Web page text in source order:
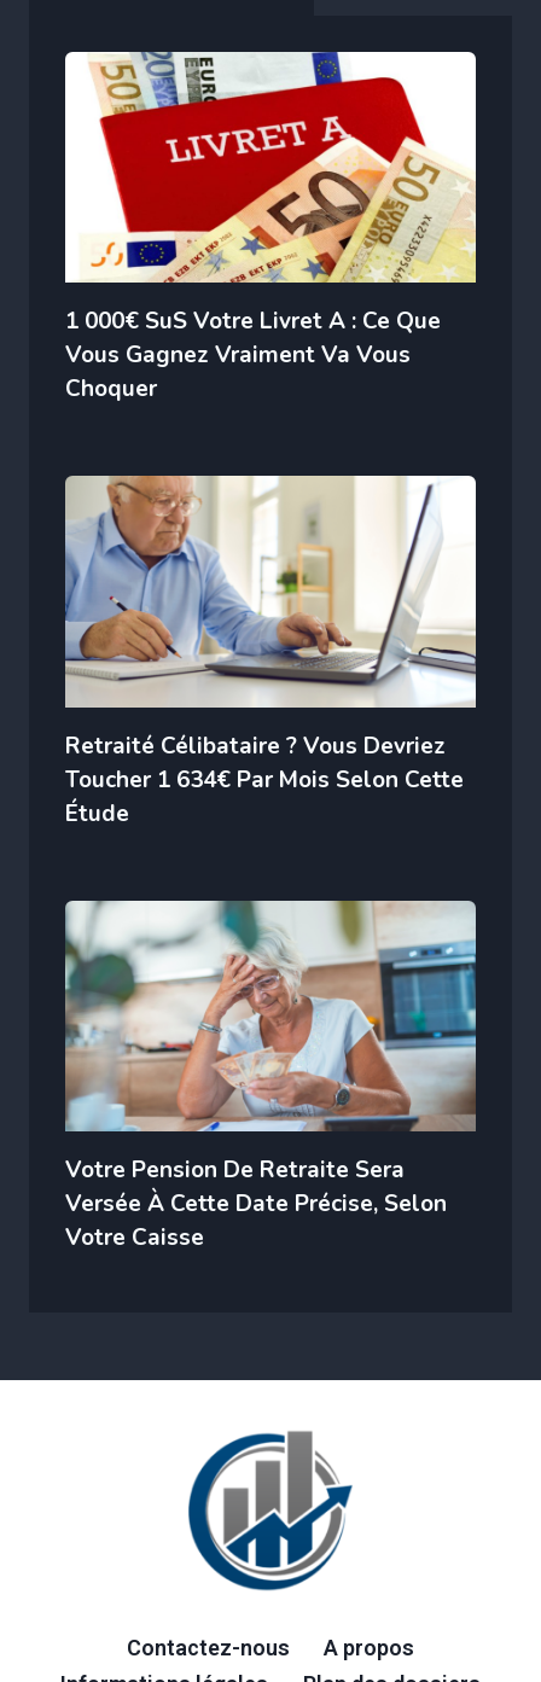
1 000€ SuS Votre Livret A : Ce Que
Vous Gagnez Vraiment Va Vous
Choquer
Retraité Célibataire ? Vous Devriez
Toucher 1 634€ Par Mois Selon Cette
Étude
Votre Pension De Retraite Sera
Versée À Cette Date Précise, Selon
Votre Caisse
Contactez-nous
A propos